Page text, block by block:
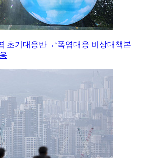
초기대응반→‘폭염대응 비상대책본